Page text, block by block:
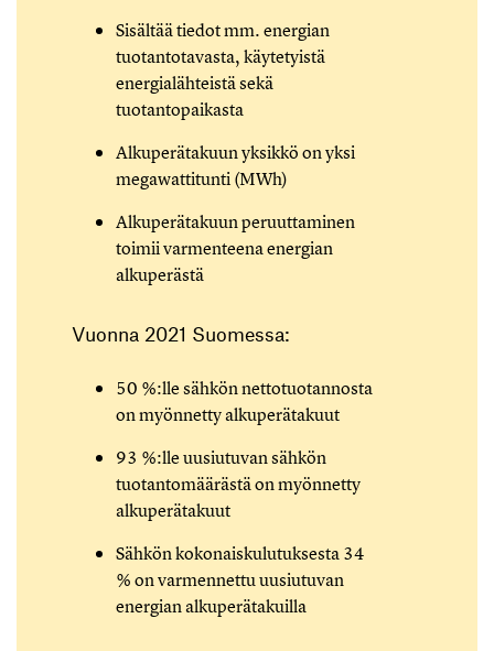
Sisältää tiedot mm. energian
tuotantotavasta, käytetyistä
energialähteistä sekä
tuotantopaikasta
Alkuperätakuun yksikkö on yksi
megawattitunti (MWh)
Alkuperätakuun peruuttaminen
toimii varmenteena energian
alkuperästä
Vuonna 2021 Suomessa:
50 %:lle sähkön nettotuotannosta
on myönnetty alkuperätakuut
93 %:lle uusiutuvan sähkön
tuotantomäärästä on myönnetty
alkuperätakuut
Sähkön kokonaiskulutuksesta 34
% on varmennettu uusiutuvan
energian alkuperätakuilla